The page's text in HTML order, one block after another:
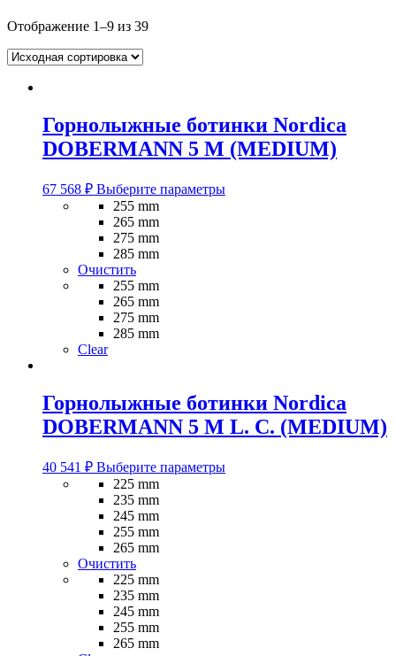
Отображение 1–9 из 39
Горнолыжные ботинки Nordica
DOBERMANN 5 M (MEDIUM)
67 568 ₽ Выберите параметрыЭтот
255 mm
265 mm
275 mm
285 mm
Очистить
255 mm
265 mm
275 mm
285 mm
Clear
Горнолыжные ботинки Nordica
DOBERMANN 5 M L. C. (MEDIUM)
40 541 ₽ Выберите параметрыЭтот
225 mm
235 mm
245 mm
255 mm
265 mm
Очистить
225 mm
235 mm
245 mm
255 mm
265 mm